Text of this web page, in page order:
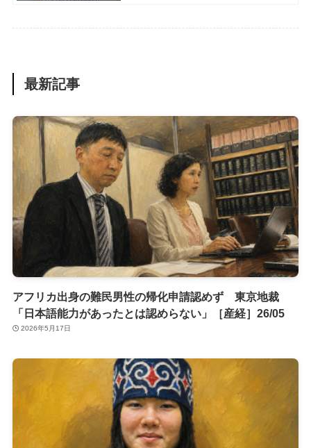
最新記事
アフリカ出身の難民男性の帰化申請認めず 東京地裁
「日本語能力があったとは認めらない」［産経］26/05
2026年5月17日